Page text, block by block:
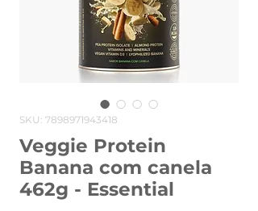
SKU: 7898971943418
Veggie Protein
Banana com canela
462g - Essential